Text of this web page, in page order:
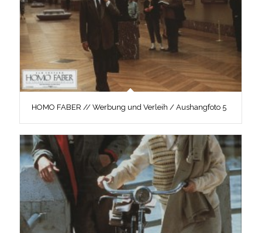
HOMO FABER // Werbung und Verleih / Aushangfoto 5